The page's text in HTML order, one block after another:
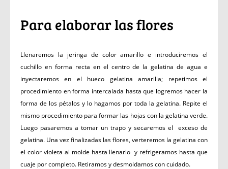
Para elaborar las flores
Llenaremos la jeringa de color amarillo e introduciremos el
cuchillo en forma recta en el centro de la gelatina de agua e
inyectaremos en el hueco gelatina amarilla; repetimos el
procedimiento en forma intercalada hasta que logremos hacer la
forma de los pétalos y lo hagamos por toda la gelatina. Repite el
mismo procedimiento para formar las hojas con la gelatina verde.
Luego pasaremos a tomar un trapo y secaremos el exceso de
gelatina. Una vez finalizadas las flores, verteremos la gelatina con
el color violeta al molde hasta llenarlo y refrigeramos hasta que
cuaje por completo. Retiramos y desmoldamos con cuidado.